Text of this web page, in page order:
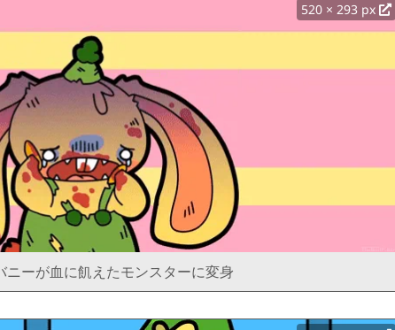
520 × 293 px
ニーが血に飢えたモンスターに変身